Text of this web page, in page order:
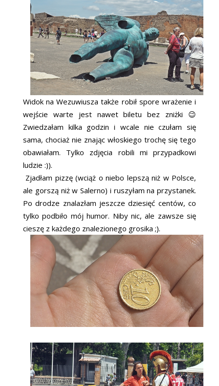
Widok na Wezuwiusza także robił spore wrażenie i
wejście warte jest nawet biletu bez zniżki 😉
Zwiedzałam kilka godzin i wcale nie czułam się
sama, chociaż nie znając włoskiego trochę się tego
obawiałam. Tylko zdjęcia robili mi przypadkowi
ludzie :)).
Zjadłam pizzę (wciąż o niebo lepszą niż w Polsce,
ale gorszą niż w Salerno) i ruszyłam na przystanek.
Po drodze znalazłam jeszcze dziesięć centów, co
tylko podbiło mój humor. Niby nic, ale zawsze się
cieszę z każdego znalezionego grosika ;).